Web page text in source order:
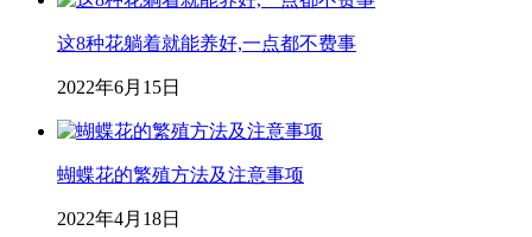
这8种花躺着就能养好,一点都不费事
2022年6月15日
蝴蝶花的繁殖方法及注意事项
2022年4月18日